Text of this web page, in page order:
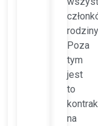
Poza
tym
jest
to
na